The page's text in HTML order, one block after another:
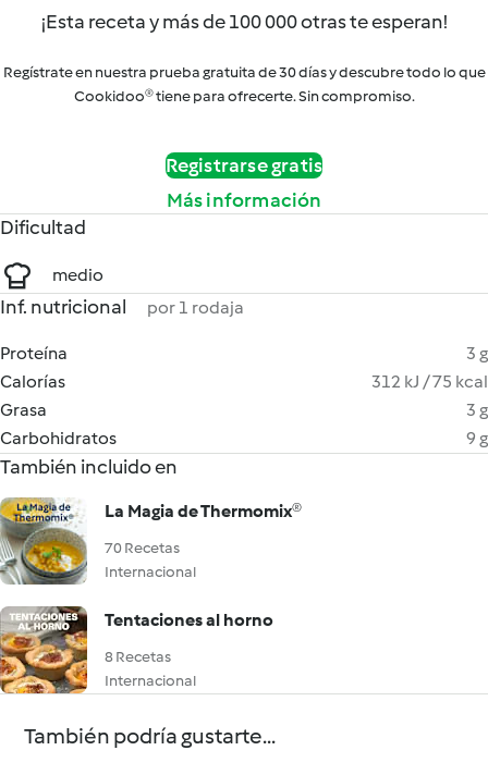
¡Esta receta y más de 100 000 otras te esperan!
Regístrate en nuestra prueba gratuita de 30 días y descubre todo lo que
Cookidoo® tiene para ofrecerte. Sin compromiso.
Registrarse gratis
Más información
Dificultad
medio
Inf. nutricional por 1 rodaja
Proteína
3 g
Calorías
312 kJ / 75 kcal
Grasa
3 g
Carbohidratos
9 g
También incluido en
La Magia de Thermomix®
70 Recetas
Internacional
Tentaciones al horno
8 Recetas
Internacional
También podría gustarte...